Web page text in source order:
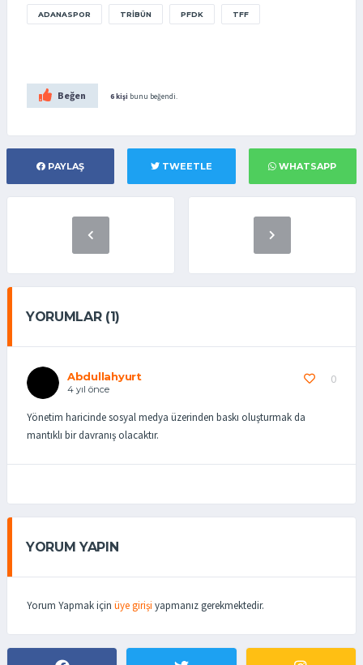
ADANASPOR TRIBÜN PFDK TFF
Beğen 6 kişi bunu beğendi.
PAYLAŞ TWEETLE WHATSAPP
YORUMLAR (1)
Abdullahyurt
4 yıl önce
0
Yönetim haricinde sosyal medya üzerinden baskı oluşturmak da
mantıklı bir davranış olacaktır.
YORUM YAPIN
Yorum Yapmak için üye girişi yapmanız gerekmektedir.